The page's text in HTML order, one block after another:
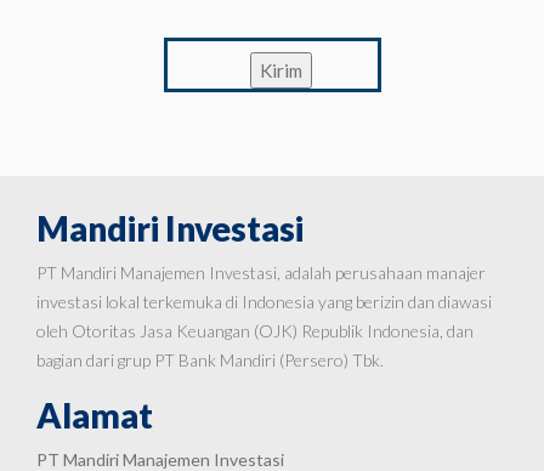
menghubungi
Kirim
Mandiri Investasi
PT Mandiri Manajemen Investasi, adalah perusahaan manajer
investasi lokal terkemuka di Indonesia yang berizin dan diawasi
oleh Otoritas Jasa Keuangan (OJK) Republik Indonesia, dan
bagian dari grup PT Bank Mandiri (Persero) Tbk.
Alamat
PT Mandiri Manajemen Investasi